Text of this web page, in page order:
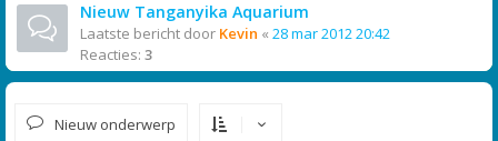
Nieuw Tanganyika Aquarium
Laatste bericht door Kevin « 28 mar 2012 20:42
Reacties: 3
Nieuw onderwerp